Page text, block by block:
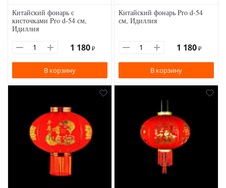
Китайский фонарь с
кисточками Pro d-54 см,
Идиллия
1 180 ₽
В корзину
Китайский фонарь Pro d-54
см, Идиллия
1 180 ₽
В корзину